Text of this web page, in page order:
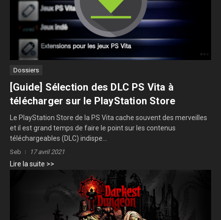
Dossiers
[Guide] Sélection des DLC PS Vita à
télécharger sur le PlayStation Store
Le PlayStation Store de la PS Vita cache souvent des merveilles
et il est grand temps de faire le point sur les contenus
téléchargeables (DLC) indispe...
Seb 17 avril 2021
Lire la suite >>